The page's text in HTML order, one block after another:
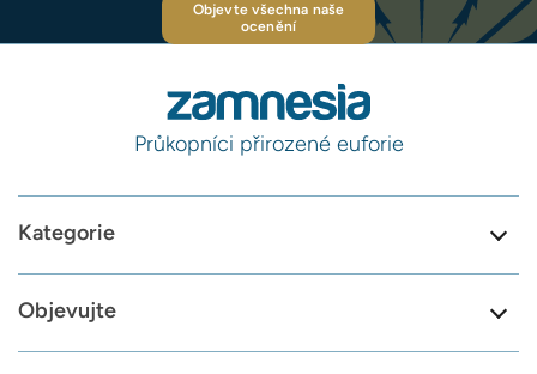
Objevte všechna naše
ocenění
Průkopníci přirozené euforie
Kategorie
Objevujte